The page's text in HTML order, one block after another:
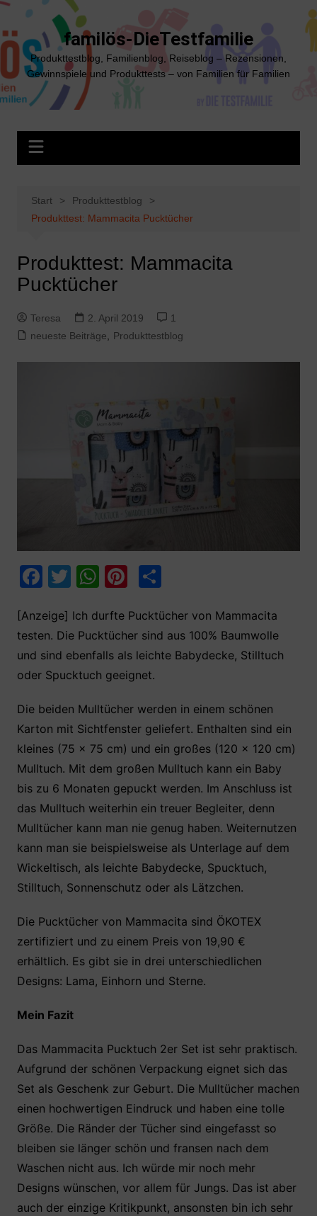
Zum
springen
familös-DieTestfamilie
Produkttestblog, Familienblog, Reiseblog – Rezensionen,
Gewinnspiele und Produkttests – von Familien für Familien
Start
Produkttestblog
Produkttest: Mammacita Pucktücher
Produkttest: Mammacita
Pucktücher
Teresa 2. April 2019
1
neueste Beiträge
Produkttestblog
F
c
e
b
o
o
k
T
itt
er
W
at
s
A
p
p
Pi
er
e
st
T
le
n
[Anzeige] Ich durfte Pucktücher von Mammacita
testen. Die Pucktücher sind aus 100% Baumwolle
und sind ebenfalls als leichte Babydecke, Stilltuch
oder Spucktuch geeignet.
Die beiden Mulltücher werden in einem schönen
Karton mit Sichtfenster geliefert. Enthalten sind ein
kleines (75 x 75 cm) und ein großes (120 × 120 cm)
Mulltuch. Mit dem großen Mulltuch kann ein Baby
bis zu 6 Monaten gepuckt werden. Im Anschluss ist
das Mulltuch weiterhin ein treuer Begleiter, denn
Mulltücher kann man nie genug haben. Weiternutzen
kann man sie beispielsweise als Unterlage auf dem
Wickeltisch, als leichte Babydecke, Spucktuch,
Stilltuch, Sonnenschutz oder als Lätzchen.
Die Pucktücher von Mammacita sind ÖKOTEX
zertifiziert und zu einem Preis von 19,90 €
erhältlich. Es gibt sie in drei unterschiedlichen
Designs: Lama, Einhorn und Sterne.
Mein Fazit
Das Mammacita Pucktuch 2er Set ist sehr praktisch.
Aufgrund der schönen Verpackung eignet sich das
Set als Geschenk zur Geburt. Die Mulltücher machen
einen hochwertigen Eindruck und haben eine tolle
Größe. Die Ränder der Tücher sind eingefasst so
bleiben sie länger schön und fransen nach dem
Waschen nicht aus. Ich würde mir noch mehr
Designs wünschen, vor allem für Jungs. Das ist aber
auch der einzige Kritikpunkt, ansonsten bin ich sehr